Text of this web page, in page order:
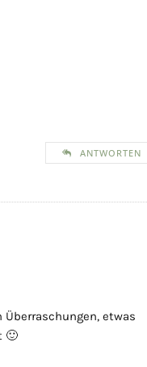
ANTWORTEN
etwas
🙂